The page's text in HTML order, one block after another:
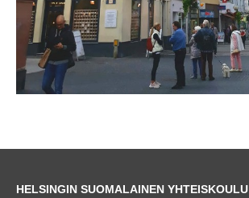
HELSINGIN SUOMALAINEN YHTEISKOULU